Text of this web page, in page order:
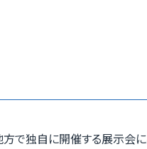
で独自に開催する展示会に